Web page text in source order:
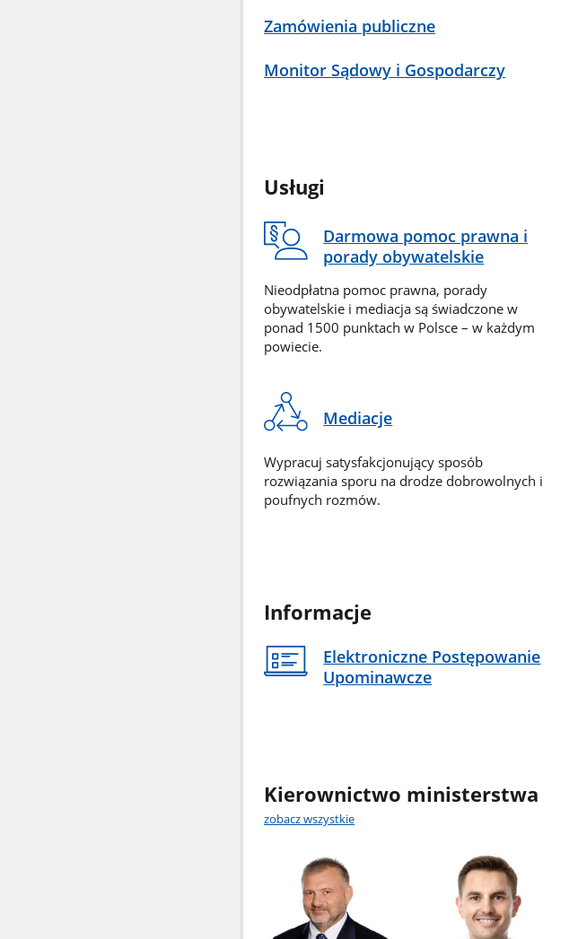
Zamówienia publiczne
Monitor Sądowy i Gospodarczy
Usługi
Darmowa pomoc prawna i
porady obywatelskie
Nieodpłatna pomoc prawna, porady
obywatelskie i mediacja są świadczone w
ponad 1500 punktach w Polsce – w każdym
powiecie.
Mediacje
Wypracuj satysfakcjonujący sposób
rozwiązania sporu na drodze dobrowolnych i
poufnych rozmów.
Informacje
Elektroniczne Postępowanie
Upominawcze
Kierownictwo ministerstwa
zobacz wszystkie